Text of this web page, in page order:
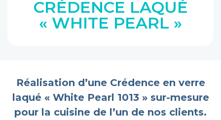
CRÉDENCE LAQUÉ
« WHITE PEARL »
Réalisation d’une Crédence en verre
laqué « White Pearl 1013 » sur-mesure
pour la cuisine de l’un de nos clients.